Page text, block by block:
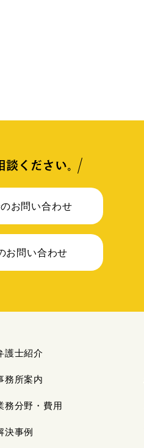
お問い合わせ
お問い合わせ
護士紹介
務所案内
務分野・費用
決事例